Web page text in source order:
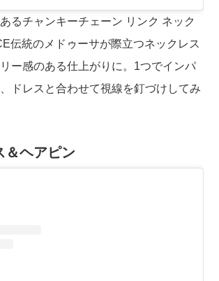
るチャンキーチェーン リンク ネック
伝統のメドゥーサが際立つネックレス
ー感のある仕上がりに。1つでインパ
ドレスと合わせて視線を釘づけしてみ
ヘアピン